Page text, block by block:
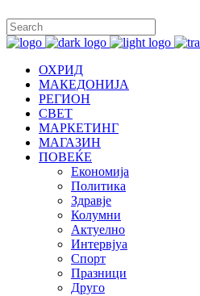
ОХРИД
МАКЕДОНИЈА
РЕГИОН
СВЕТ
МАРКЕТИНГ
МАГАЗИН
ПОВЕЌЕ
Економија
Политика
Здравје
Колумни
Актуелно
Интервјуа
Спорт
Празници
Друго